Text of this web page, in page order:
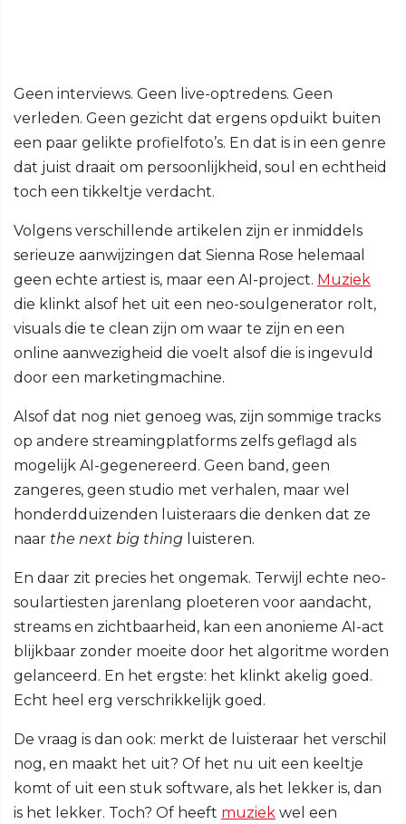
Geen interviews. Geen live-optredens. Geen
verleden. Geen gezicht dat ergens opduikt buiten
een paar gelikte profielfoto’s. En dat is in een genre
dat juist draait om persoonlijkheid, soul en echtheid
toch een tikkeltje verdacht.
Volgens verschillende artikelen zijn er inmiddels
serieuze aanwijzingen dat Sienna Rose helemaal
geen echte artiest is, maar een AI-project. Muziek
die klinkt alsof het uit een neo-soulgenerator rolt,
visuals die te clean zijn om waar te zijn en een
online aanwezigheid die voelt alsof die is ingevuld
door een marketingmachine.
Alsof dat nog niet genoeg was, zijn sommige tracks
op andere streamingplatforms zelfs geflagd als
mogelijk AI-gegenereerd. Geen band, geen
zangeres, geen studio met verhalen, maar wel
honderdduizenden luisteraars die denken dat ze
naar the next big thing luisteren.
En daar zit precies het ongemak. Terwijl echte neo-
soulartiesten jarenlang ploeteren voor aandacht,
streams en zichtbaarheid, kan een anonieme AI-act
blijkbaar zonder moeite door het algoritme worden
gelanceerd. En het ergste: het klinkt akelig goed.
Echt heel erg verschrikkelijk goed.
De vraag is dan ook: merkt de luisteraar het verschil
nog, en maakt het uit? Of het nu uit een keeltje
komt of uit een stuk software, als het lekker is, dan
is het lekker. Toch? Of heeft muziek wel een